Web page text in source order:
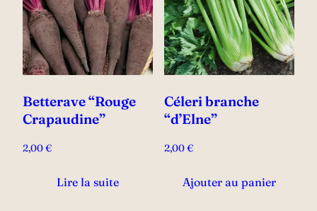
Betterave “Rouge
Crapaudine”
2,00€
Lire la suite
Céleri branche
“d’Elne”
2,00€
Ajouter au panier